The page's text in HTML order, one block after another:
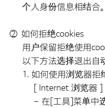
个人身份信息相结合。
如何拒绝cookies
用户保留拒绝使用
以下方法选择退出自
如何使用浏览器拒
[ Internet 浏览器 ]
– 在[工具]菜单中